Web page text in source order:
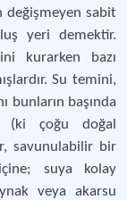
değişmeyen sabit
yeri demektir.
kurarken bazı
Su temini,
bunların başında
(ki çoğu doğal
savunulabilir bir
suya kolay
veya akarsu